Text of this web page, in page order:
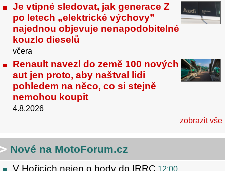
Je vtipné sledovat, jak generace Z
po letech „elektrické výchovy”
najednou objevuje nenapodobitelné
kouzlo dieselů
včera
Renault navezl do země 100 nových
aut jen proto, aby naštval lidi
pohledem na něco, co si stejně
nemohou koupit
4.8.2026
zobrazit vše
Nové na MotoForum.cz
V Hořicích nejen o body do IRRC 12:00